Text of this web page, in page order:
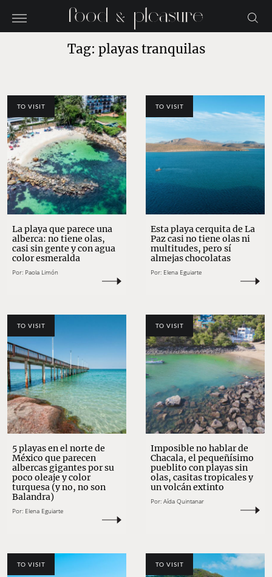
Tag: playas tranquilas
TO VISIT
La playa que parece una
alberca: no tiene olas,
casi sin gente y con agua
color esmeralda
Por: Paola Limón
TO VISIT
Esta playa cerquita de La
Paz casi no tiene olas ni
multitudes, pero sí
almejas chocolatas
Por: Elena Eguiarte
TO VISIT
5 playas en el norte de
México que parecen
albercas gigantes por su
poco oleaje y color
turquesa (y no, no son
Balandra)
Por: Elena Eguiarte
TO VISIT
Imposible no hablar de
Chacala, el pequeñísimo
pueblito con playas sin
olas, casitas tropicales y
un volcán extinto
Por: Aída Quintanar
TO VISIT TO VISIT